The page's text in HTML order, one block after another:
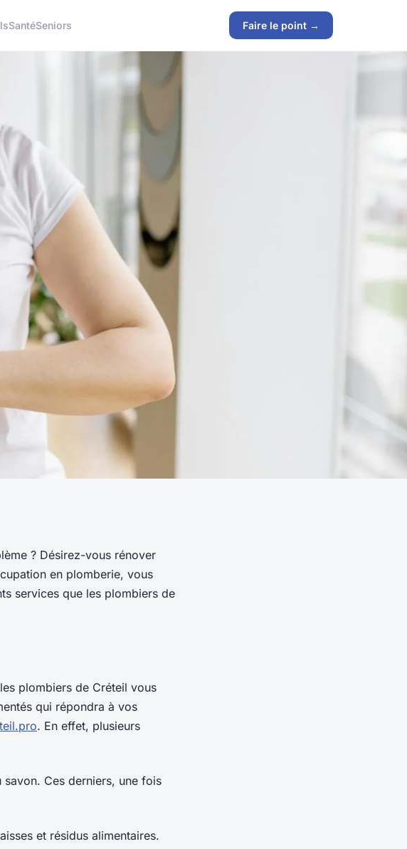
SantéSeniors Faire le point →
? Désirez-vous rénover
en plomberie, vous
services que les plombiers de
plombiers de Créteil vous
qui répondra à vos
. En effet, plusieurs
Ces derniers, une fois
et résidus alimentaires.